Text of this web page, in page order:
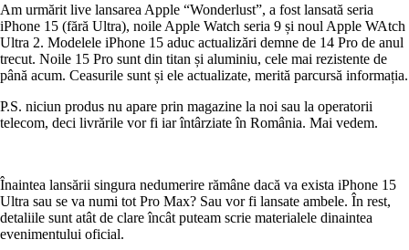
Am urmărit live lansarea Apple “Wonderlust”, a fost lansată seria
iPhone 15 (fără Ultra), noile Apple Watch seria 9 și noul Apple WAtch
Ultra 2. Modelele iPhone 15 aduc actualizări demne de 14 Pro de anul
trecut. Noile 15 Pro sunt din titan și aluminiu, cele mai rezistente de
până acum. Ceasurile sunt și ele actualizate, merită parcursă informația.
P.S. niciun produs nu apare prin magazine la noi sau la operatorii
telecom, deci livrările vor fi iar întârziate în România. Mai vedem.
Înaintea lansării singura nedumerire rămâne dacă va exista iPhone 15
Ultra sau se va numi tot Pro Max? Sau vor fi lansate ambele. În rest,
detaliile sunt atât de clare încât puteam scrie materialele dinaintea
evenimentului oficial.